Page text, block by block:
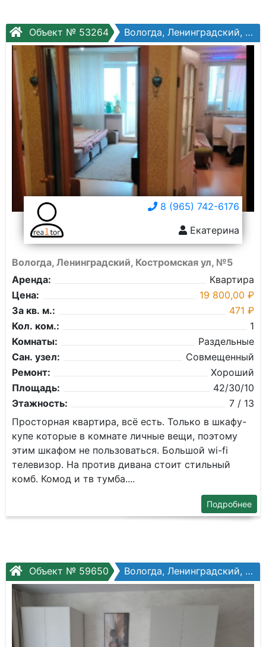
Объект № 53264 Вологда, Ленинградский, Костромская ул, №5
8 (965) 742-6176
Екатерина
Вологда, Ленинградский, Костромская ул, №5
Аренда:
Квартира
Цена:
19 800,00 ₽
За кв. м.:
471 ₽
Кол. ком.:
1
Комнаты:
Раздельные
Сан. узел:
Совмещенный
Ремонт:
Хороший
Площадь:
42/30/10
Этажность:
7 / 13
Просторная квартира, всё есть. Только в шкафу-
купе которые в комнате личные вещи, поэтому
этим шкафом не пользоваться. Большой wi-fi
телевизор. На против дивана стоит стильный
комб. Комод и тв тумба....
Подробнее
Объект № 59650 Вологда, Ленинградский, Псковская ул, №16